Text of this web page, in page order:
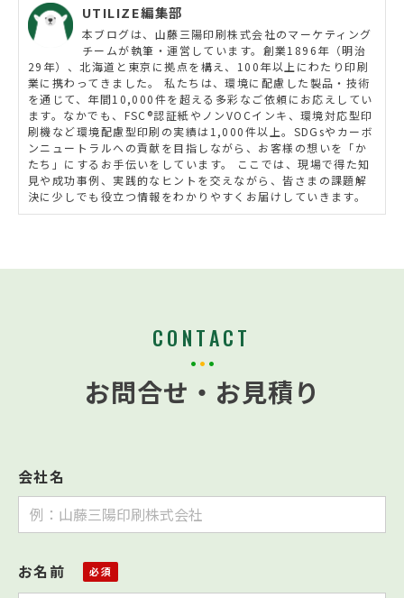
UTILIZE編集部
本ブログは、山藤三陽印刷株式会社のマーケティング
チームが執筆・運営しています。創業1896年（明治
29年）、北海道と東京に拠点を構え、100年以上にわたり印刷
業に携わってきました。 私たちは、環境に配慮した製品・技術
を通じて、年間10,000件を超える多彩なご依頼にお応えしてい
ます。なかでも、FSC®認証紙やノンVOCインキ、環境対応型印
刷機など環境配慮型印刷の実績は1,000件以上。SDGsやカーボ
ンニュートラルへの貢献を目指しながら、お客様の想いを「か
たち」にするお手伝いをしています。 ここでは、現場で得た知
見や成功事例、実践的なヒントを交えながら、皆さまの課題解
決に少しでも役立つ情報をわかりやすくお届けしていきます。
CONTACT
お問合せ・お見積り
会社名
お名前